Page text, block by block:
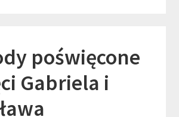
poświęcone
Gabriela i